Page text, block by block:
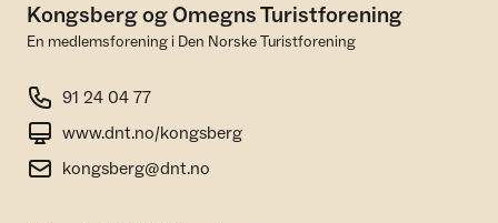
Kongsberg og Omegns Turistforening
En medlemsforening i Den Norske Turistforening
91 24 04 77
www.dnt.no/kongsberg
kongsberg@dnt.no